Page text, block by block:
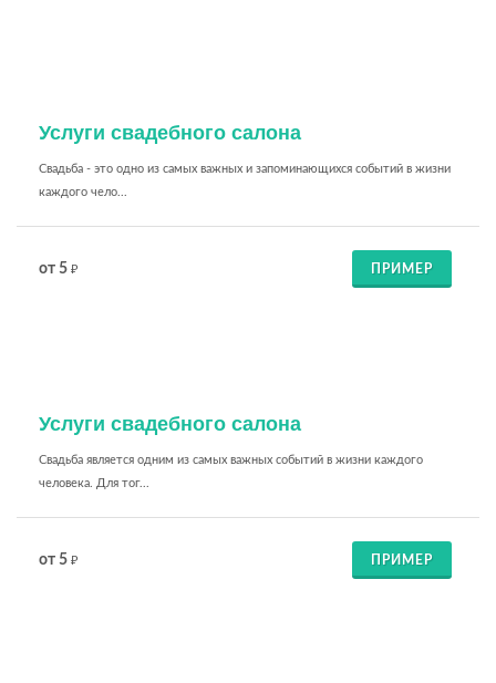
Услуги свадебного салона
Свадьба - это одно из самых важных и запоминающихся событий в жизни
каждого чело...
от 5 ₽ ПРИМЕР
Услуги свадебного салона
Свадьба является одним из самых важных событий в жизни каждого
человека. Для тог...
от 5 ₽ ПРИМЕР